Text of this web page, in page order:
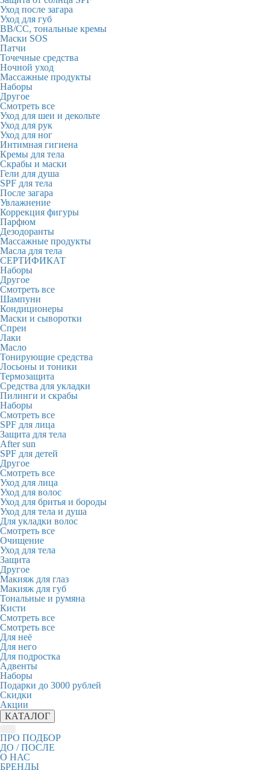
Уход после загара
Уход для губ
BB/CC, тональные кремы
Маски SOS
Патчи
Точечные средства
Ночной уход
Массажные продукты
Наборы
Другое
Смотреть все
Уход для шеи и декольте
Уход для рук
Уход для ног
Интимная гигиена
Кремы для тела
Скрабы и маски
Гели для душа
SPF для тела
После загара
Увлажнение
Коррекция фигуры
Парфюм
Дезодоранты
Массажные продукты
Масла для тела
СЕРТИФИКАТ
Наборы
Другое
Смотреть все
Шампуни
Кондиционеры
Маски и сыворотки
Спреи
Лаки
Масло
Тонирующие средства
Лосьоны и тоники
Термозащита
Средства для укладки
Пилинги и скрабы
Наборы
Смотреть все
SPF для лица
Защита для тела
After sun
SPF для детей
Другое
Смотреть все
Уход для лица
Уход для волос
Уход для бритья и бороды
Уход для тела и душа
Для укладки волос
Смотреть все
Очищение
Уход для тела
Защита
Другое
Макияж для глаз
Макияж для губ
Тональные и румяна
Кисти
Смотреть все
Смотреть все
Для неё
Для него
Для подростка
Адвенты
Наборы
Подарки до 3000 рублей
Скидки
Акции
КАТАЛОГ
ПРО ПОДБОР
ДО / ПОСЛЕ
О НАС
БРЕНДЫ